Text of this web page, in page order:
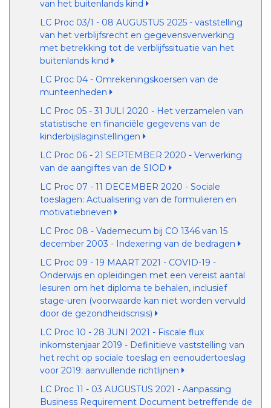
van het buitenlands kind
LC Proc 03/1 - 08 AUGUSTUS 2025 - vaststelling
van het verblijfsrecht en gegevensverwerking
met betrekking tot de verblijfssituatie van het
buitenlands kind
LC Proc 04 - Omrekeningskoersen van de
munteenheden
LC Proc 05 - 31 JULI 2020 - Het verzamelen van
statistische en financiële gegevens van de
kinderbijslaginstellingen
LC Proc 06 - 21 SEPTEMBER 2020 - Verwerking
van de aangiftes van de SIOD
LC Proc 07 - 11 DECEMBER 2020 - Sociale
toeslagen: Actualisering van de formulieren en
motivatiebrieven
LC Proc 08 - Vademecum bij CO 1346 van 15
december 2003 - Indexering van de bedragen
LC Proc 09 - 19 MAART 2021 - COVID-19 -
Onderwijs en opleidingen met een vereist aantal
lesuren om het diploma te behalen, inclusief
stage-uren (voorwaarde kan niet worden vervuld
door de gezondheidscrisis)
LC Proc 10 - 28 JUNI 2021 - Fiscale flux
inkomstenjaar 2019 - Definitieve vaststelling van
het recht op sociale toeslag en eenoudertoeslag
voor 2019: aanvullende richtlijnen
LC Proc 11 - 03 AUGUSTUS 2021 - Aanpassing
Business Requirement Document betreffende de